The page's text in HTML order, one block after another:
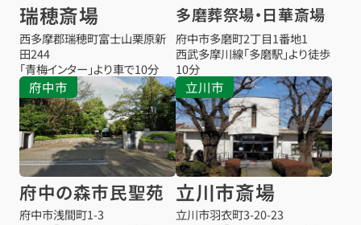
瑞穂斎場
西多摩郡瑞穂町富士山栗原新
田244
「青梅インター」より車で10分
多磨葬祭場・日華斎場
府中市多磨町2丁目1番地1
西武多摩川線「多磨駅」より徒歩
10分
府中市
府中の森市民聖苑
府中市浅間町1-3
立川市
立川市斎場
立川市羽衣町3-20-23